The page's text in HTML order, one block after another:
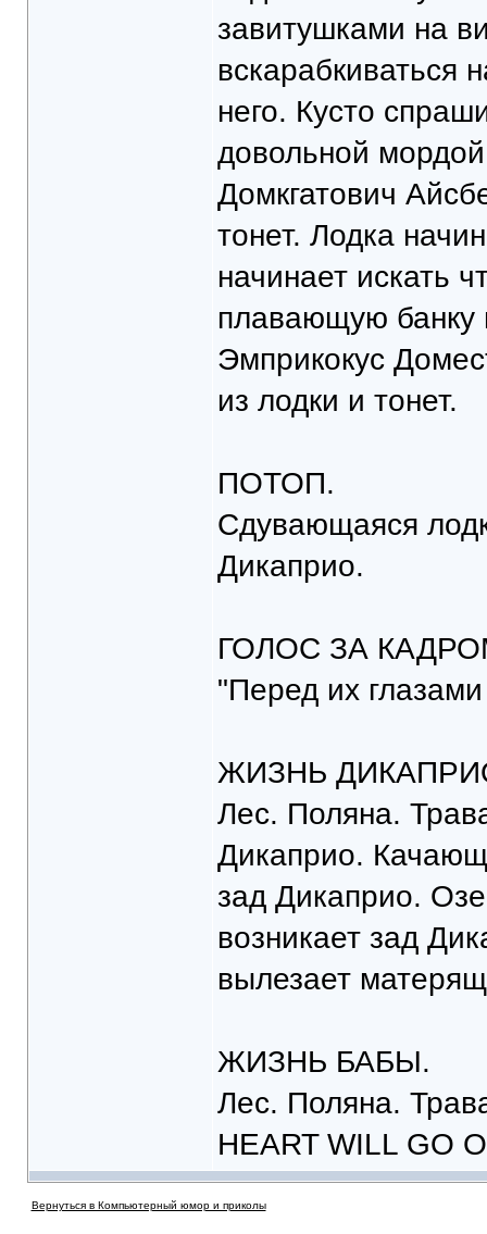
завитушками на
вскарабкиваться
него. Кусто
довольной мордой
Домкгатович
тонет. Лодка
начинает искать
плавающую банку
Эмприкокус
из лодки и тонет.
ПОТОП.
Сдувающаяся
Дикаприо.
ГОЛОС ЗА
"Перед их
ЖИЗНЬ
Лес. Поляна.
Дикаприо.
зад Дикаприо.
возникает зад
вылезает
ЖИЗНЬ БАБЫ.
Лес. Поляна.
HEART WILL GO
Вернуться в Компьютерный юмор и приколы